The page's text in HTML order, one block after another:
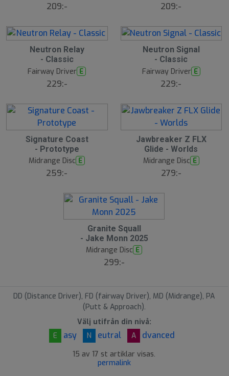
209:- 209:-
Neutron Relay
- Classic
Fairway Driver E
229:-
Neutron Signal
- Classic
Fairway Driver E
229:-
Signature Coast
- Prototype
Midrange Disc E
259:-
Jawbreaker Z FLX
Glide - Worlds
Midrange Disc E
279:-
Granite Squall
- Jake Monn 2025
Midrange Disc E
299:-
DD (Distance Driver), FD (fairway Driver), MD (Midrange), PA
(Putt & Approach).
Välj utifrån din nivå:
E
asy N eutral A dvanced
15 av 17 st artiklar visas.
permalink